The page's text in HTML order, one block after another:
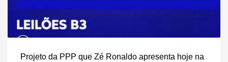
Projeto da PPP que Zé Ronaldo apresenta hoje na